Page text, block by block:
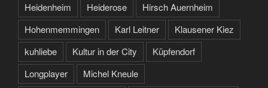
Heidenheim
Heiderose
Hirsch Auernheim
Hohenmemmingen
Karl Leitner
Klausener Kiez
kuhliebe
Kultur in der City
Küpfendorf
Longplayer
Michel Kneule